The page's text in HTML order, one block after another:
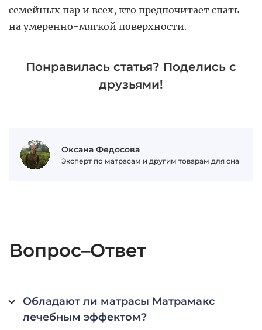
семейных пар и всех, кто предпочитает спать
на умеренно-мягкой поверхности.
Понравилась статья? Поделись с
друзьями!
Оксана Федосова
Эксперт по матрасам и другим товарам для сна
Вопрос–Ответ
Обладают ли матрасы Матрамакс
лечебным эффектом?